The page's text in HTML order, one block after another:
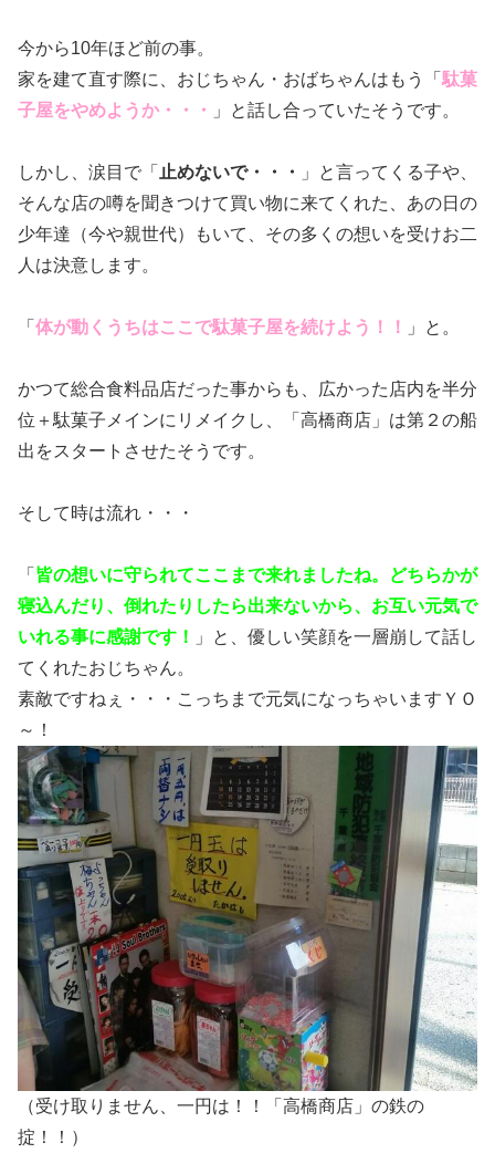
今から10年ほど前の事。
家を建て直す際に、おじちゃん・おばちゃんはもう「 駄菓
子屋をやめようか・・・
」と話し合っていたそうです。
しかし、涙目で「 止めないで・・・
」と言ってくる子や、
そんな店の噂を聞きつけて買い物に来てくれた、あの日の
少年達（今や親世代）もいて、その多くの想いを受けお二
人は決意します。
「 体が動くうちはここで駄菓子屋を続けよう！！ 」と。
かつて総合食料品店だった事からも、広かった店内を半分
位＋駄菓子メインにリメイクし、「高橋商店」は第２の船
出をスタートさせたそうです。
そして時は流れ・・・
「 皆の想いに守られてここまで来れましたね。どちらかが
寝込んだり、倒れたりしたら出来ないから、お互い元気で
いれる事に感謝です！
」と、優しい笑顔を一層崩して話し
てくれたおじちゃん。
素敵ですねぇ・・・こっちまで元気になっちゃいますＹＯ
～！
（受け取りません、一円は！！「高橋商店」の鉄の
掟！！）